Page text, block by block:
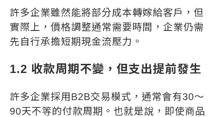
許多企業雖然能將部分成本轉嫁給客戶，但
實際上，價格調整通常需要時間，企業仍需
先自行承擔短期現金流壓力。
1.2 收款周期不變，但支出提前發生
許多企業採用B2B交易模式，通常會有30～
90天不等的付款周期。也就是說，即使商品